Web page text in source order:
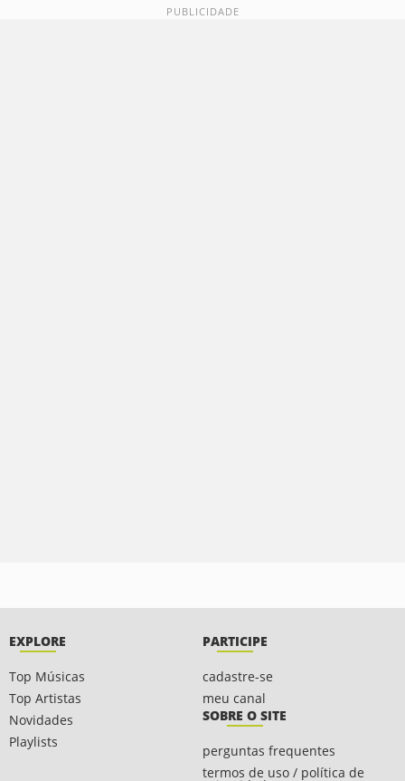
EXPLORE
Top Músicas
Top Artistas
Novidades
Playlists
PARTICIPE
cadastre-se
meu canal
SOBRE O SITE
perguntas frequentes
termos de uso / política de